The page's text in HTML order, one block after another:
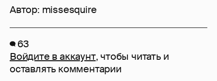
Автор: missesquire
63
Войдите в аккаунт, чтобы читать и
оставлять комментарии